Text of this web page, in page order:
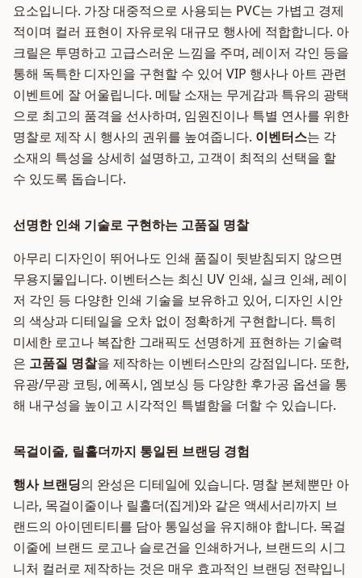
요소입니다. 가장 대중적으로 사용되는 PVC는 가볍고 경제
적이며 컬러 표현이 자유로워 대규모 행사에 적합합니다. 아
크릴은 투명하고 고급스러운 느낌을 주며, 레이저 각인 등을
통해 독특한 디자인을 구현할 수 있어 VIP 행사나 아트 관련
이벤트에 잘 어울립니다. 메탈 소재는 무게감과 특유의 광택
으로 최고의 품격을 선사하며, 임원진이나 특별 연사를 위한
명찰로 제작 시 행사의 권위를 높여줍니다. 이벤터스는 각
소재의 특성을 상세히 설명하고, 고객이 최적의 선택을 할
수 있도록 돕습니다.
선명한 인쇄 기술로 구현하는 고품질 명찰
아무리 디자인이 뛰어나도 인쇄 품질이 뒷받침되지 않으면
무용지물입니다. 이벤터스는 최신 UV 인쇄, 실크 인쇄, 레이
저 각인 등 다양한 인쇄 기술을 보유하고 있어, 디자인 시안
의 색상과 디테일을 오차 없이 정확하게 구현합니다. 특히
미세한 로고나 복잡한 그래픽도 선명하게 표현하는 기술력
은 고품질 명찰을 제작하는 이벤터스만의 강점입니다. 또한,
유광/무광 코팅, 에폭시, 엠보싱 등 다양한 후가공 옵션을 통
해 내구성을 높이고 시각적인 특별함을 더할 수 있습니다.
목걸이줄, 릴홀더까지 통일된 브랜딩 경험
행사 브랜딩의 완성은 디테일에 있습니다. 명찰 본체뿐만 아
니라, 목걸이줄이나 릴홀더(집게)와 같은 액세서리까지 브
랜드의 아이덴티티를 담아 통일성을 유지해야 합니다. 목걸
이줄에 브랜드 로고나 슬로건을 인쇄하거나, 브랜드의 시그
니처 컬러로 제작하는 것은 매우 효과적인 브랜딩 전략입니